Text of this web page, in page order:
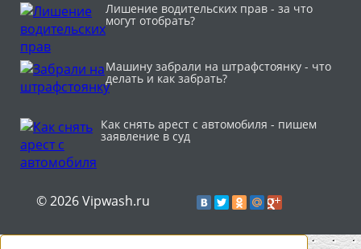
Лишение водительских прав - за что
могут отобрать?
Машину забрали на штрафстоянку - что
делать и как забрать?
Как снять арест с автомобиля - пишем
заявление в суд
© 2026 Vipwash.ru